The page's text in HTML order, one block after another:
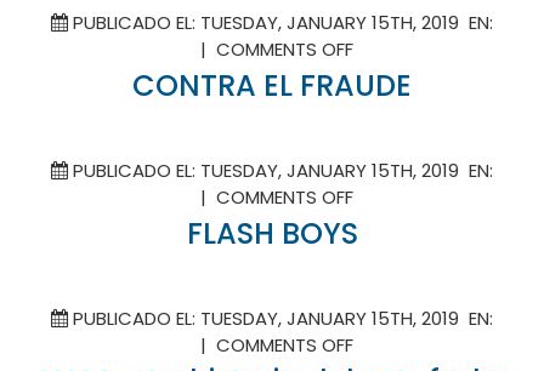
FRAUD
PUBLICADO EL: TUESDAY, JANUARY 15TH, 2019 EN:
| COMMENTS OFFON
CONTRA
EL
CONTRA EL FRAUDE
PUBLICADO EL: TUESDAY, JANUARY 15TH, 2019 EN:
| COMMENTS OFFON
FLASH
BOYS
FLASH BOYS
PUBLICADO EL: TUESDAY, JANUARY 15TH, 2019 EN:
| COMMENTS OFFON